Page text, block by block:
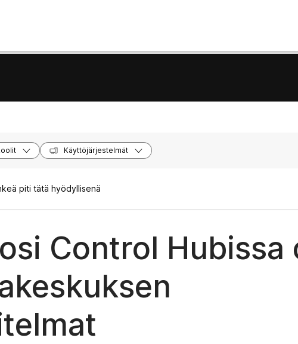
Käyttöjärjestelmät
piti tätä hyödyllisenä
Control Hubissa